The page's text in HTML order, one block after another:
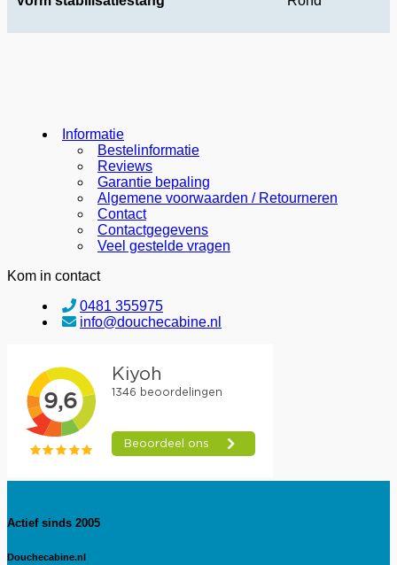
Informatie
Bestelinformatie
Reviews
Garantie bepaling
Algemene voorwaarden / Retourneren
Contact
Contactgegevens
Veel gestelde vragen
Kom in contact
0481 355975
info@douchecabine.nl
Actief sinds 2005
Douchecabine.nl